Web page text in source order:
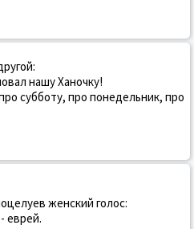
нашу Ханочку!
субботу, про понедельник, про
женский голос:
еврей.